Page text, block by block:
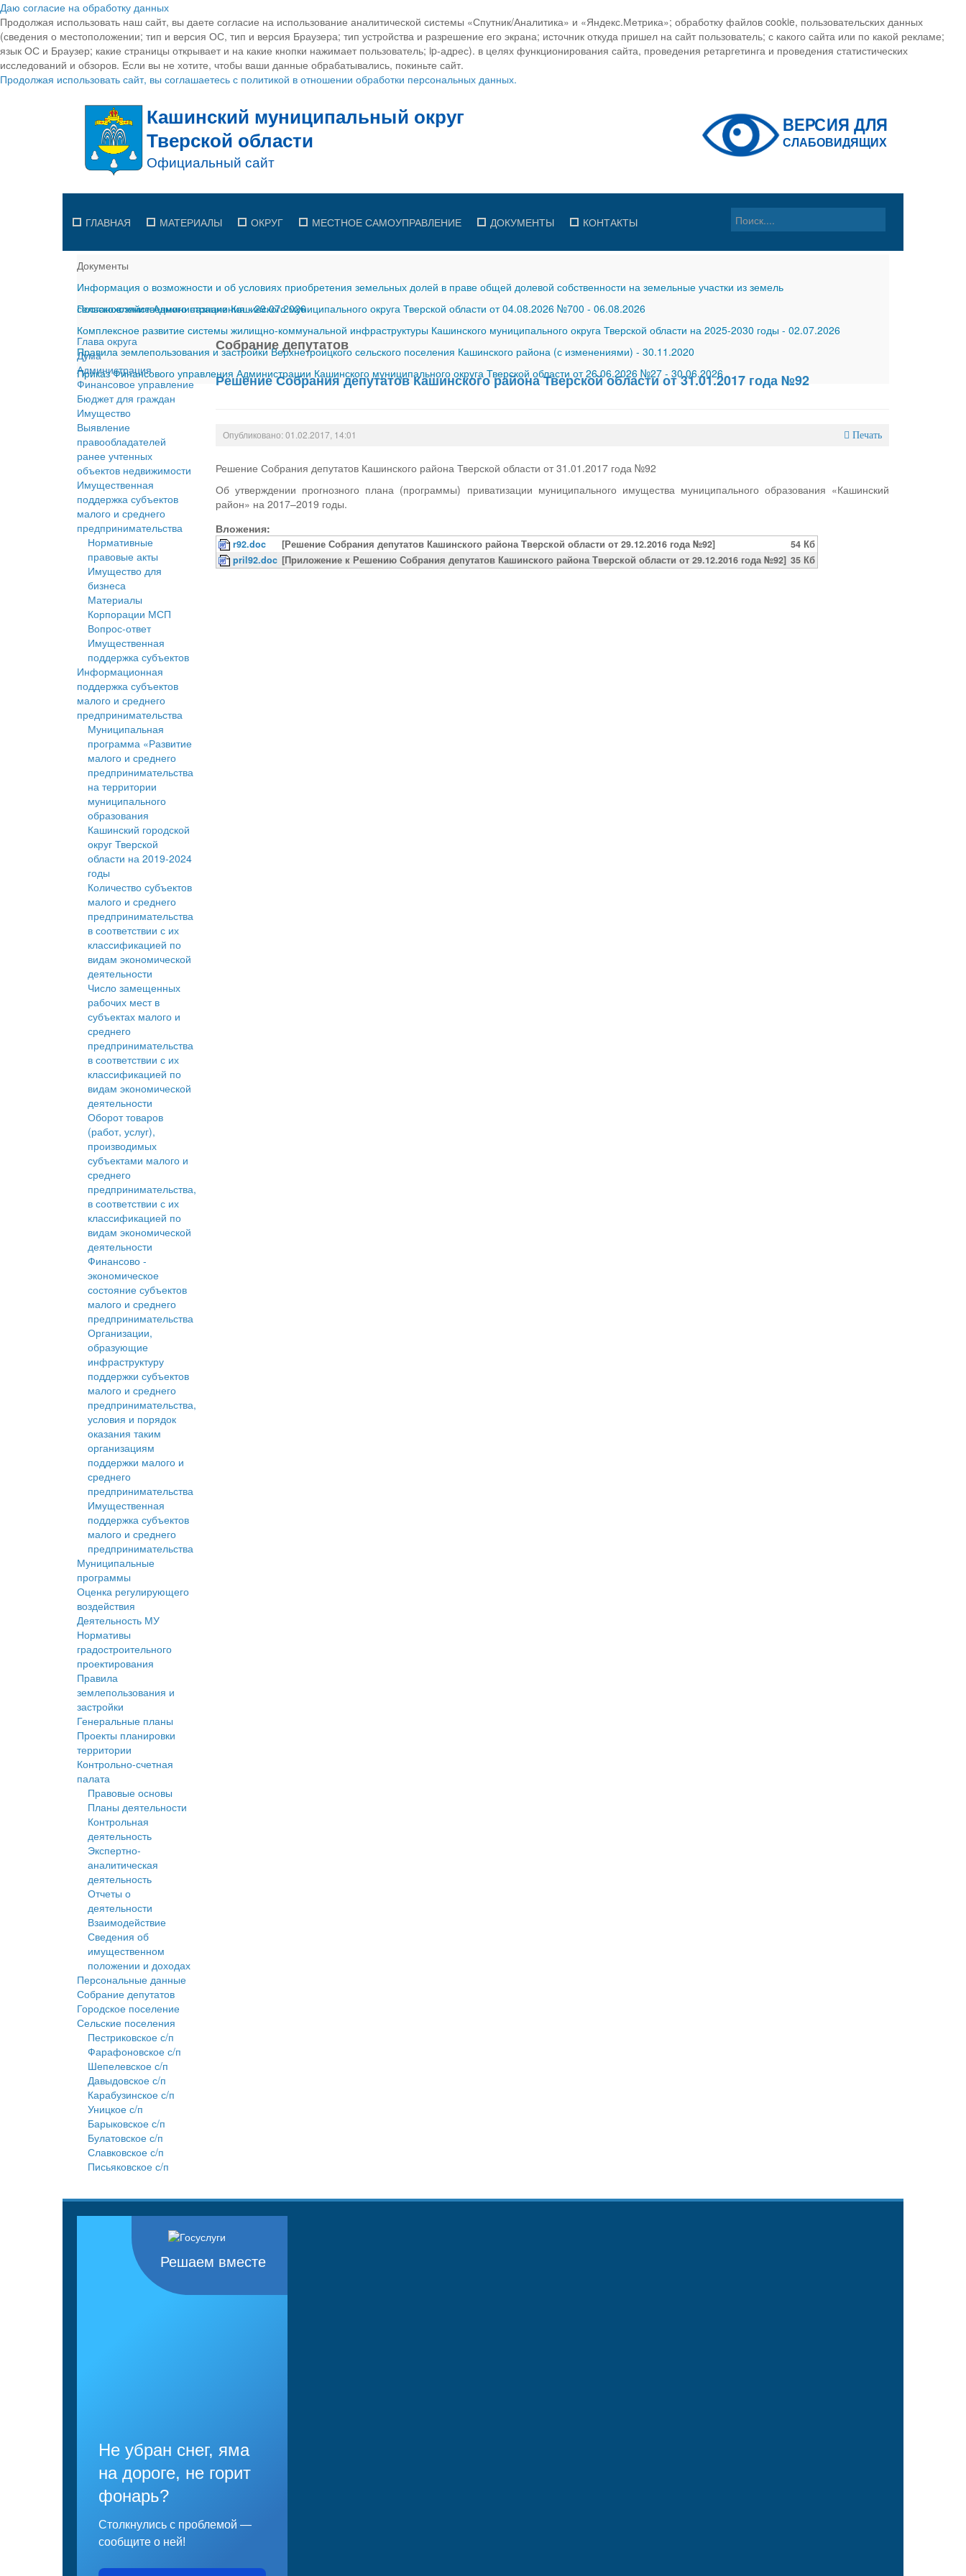
Даю согласие на обработку данных
Продолжая использовать наш сайт, вы даете согласие на использование аналитической системы «Спутник/Аналитика» и «Яндекс.Метрика»; обработку файлов cookie, пользовательских данных
(сведения о местоположении; тип и версия ОС, тип и версия Браузера; тип устройства и разрешение его экрана; источник откуда пришел на сайт пользователь; с какого сайта или по какой рекламе;
язык ОС и Браузер; какие страницы открывает и на какие кнопки нажимает пользователь; ip-адрес). в целях функционирования сайта, проведения ретаргетинга и проведения статистических
исследований и обзоров. Если вы не хотите, чтобы ваши данные обрабатывались, покиньте сайт.
Продолжая использовать сайт, вы соглашаетесь с политикой в отношении обработки персональных данных.
ГЛАВНАЯ МАТЕРИАЛЫ ОКРУГ МЕСТНОЕ САМОУПРАВЛЕНИЕ ДОКУМЕНТЫ КОНТАКТЫ
Документы
Информация о возможности и об условиях приобретения земельных долей в праве общей долевой собственности на земельные участки из земель
сельскохозяйственного назначения-29.07.2026
Постановление Администрации Кашинского муниципального округа Тверской области от 04.08.2026 №700 - 06.08.2026
Комплексное развитие системы жилищно-коммунальной инфраструктуры Кашинского муниципального округа Тверской области на 2025-2030 годы - 02.07.2026
Правила землепользования и застройки Верхнетроицкого сельского поселения Кашинского района (с изменениями) - 30.11.2020
Приказ Финансового управления Администрации Кашинского муниципального округа Тверской области от 26.06.2026 №27 - 30.06.2026
Глава округа
Дума
Администрация
Финансовое управление
Бюджет для граждан
Имущество
Выявление
правообладателей
ранее учтенных
объектов недвижимости
Имущественная
поддержка субъектов
малого и среднего
предпринимательства
Нормативные
правовые акты
Имущество для
бизнеса
Материалы
Корпорации МСП
Вопрос-ответ
Имущественная
поддержка субъектов
Информационная
поддержка субъектов
малого и среднего
предпринимательства
Муниципальная
программа «Развитие
малого и среднего
предпринимательства
на территории
муниципального
образования
Кашинский городской
округ Тверской
области на 2019-2024
годы
Количество субъектов
малого и среднего
предпринимательства
в соответствии с их
классификацией по
видам экономической
деятельности
Число замещенных
рабочих мест в
субъектах малого и
среднего
предпринимательства
в соответствии с их
классификацией по
видам экономической
деятельности
Оборот товаров
(работ, услуг),
производимых
субъектами малого и
среднего
предпринимательства,
в соответствии с их
классификацией по
видам экономической
деятельности
Финансово -
экономическое
состояние субъектов
малого и среднего
предпринимательства
Организации,
образующие
инфраструктуру
поддержки субъектов
малого и среднего
предпринимательства,
условия и порядок
оказания таким
организациям
поддержки малого и
среднего
предпринимательства
Имущественная
поддержка субъектов
малого и среднего
предпринимательства
Муниципальные
программы
Оценка регулирующего
воздействия
Деятельность МУ
Нормативы
градостроительного
проектирования
Правила
землепользования и
застройки
Генеральные планы
Проекты планировки
территории
Контрольно-счетная
палата
Правовые основы
Планы деятельности
Контрольная
деятельность
Экспертно-
аналитическая
деятельность
Отчеты о
деятельности
Взаимодействие
Сведения об
имущественном
положении и доходах
Персональные данные
Собрание депутатов
Городское поселение
Сельские поселения
Пестриковское с/п
Фарафоновское с/п
Шепелевское с/п
Давыдовское с/п
Карабузинское с/п
Уницкое с/п
Барыковское с/п
Булатовское с/п
Славковское с/п
Письяковское с/п
Собрание депутатов
Решение Собрания депутатов Кашинского района Тверской области от 31.01.2017 года №92
Опубликовано: 01.02.2017, 14:01 Печать
Решение Собрания депутатов Кашинского района Тверской области от 31.01.2017 года №92
Об утверждении прогнозного плана (программы) приватизации муниципального имущества муниципального образования «Кашинский
район» на 2017–2019 годы.
Вложения:
r92.doc [Решение Собрания депутатов Кашинского района Тверской области от 29.12.2016 года №92]
54 Кб
pril92.doc [Приложение к Решению Собрания депутатов Кашинского района Тверской области от 29.12.2016 года №92] 35 Кб
Решаем вместе
Не убран снег, яма
на дороге, не горит
фонарь?
Столкнулись с проблемой —
сообщите о ней!